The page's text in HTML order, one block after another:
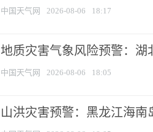
中国天气网 2026-08-06 18:17
地质灾害气象风险预警：湖
中国天气网 2026-08-06 18:05
山洪灾害预警：黑龙江海